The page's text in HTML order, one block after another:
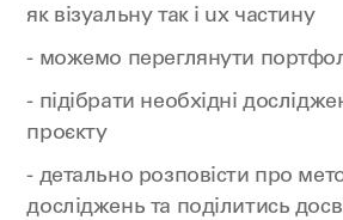
як візуальну так і ux частину
- можемо переглянути
- підібрати необхідні
проєкту
- детально розповісти про
досліджень та поділитись